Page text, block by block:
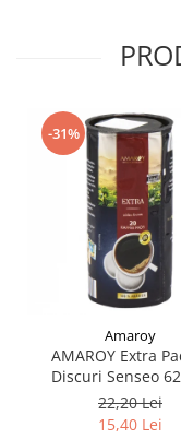
-31%
Amaroy
AMAROY Extra
Discuri Senseo
Monodoze 20buc
22,20 Lei
15,40 Lei